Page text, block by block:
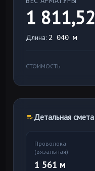
1 811,52
Длина: 2 040 м
СТОИМОСТЬ
Детальная смета
Проволока
(вязальная)
1 561 м